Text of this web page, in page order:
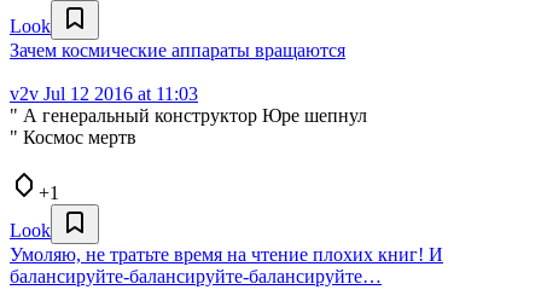
Look
Зачем космические аппараты вращаются
v2v Jul 12 2016 at 11:03
" А генеральный конструктор Юре шепнул
" Космос мертв
+1
Look
Умоляю, не тратьте время на чтение плохих книг! И
балансируйте-балансируйте-балансируйте…